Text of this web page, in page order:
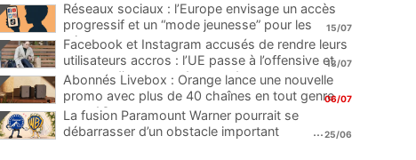
Réseaux sociaux : l’Europe envisage un accès
progressif et un “mode jeunesse” pour les
mineurs
...
15/07
Facebook et Instagram accusés de rendre leurs
utilisateurs accros : l’UE passe à l’offensive et
menace d’une amende record
...
13/07
Abonnés Livebox : Orange lance une nouvelle
promo avec plus de 40 chaînes en tout genre
pour 1€
06/07
La fusion Paramount Warner pourrait se
débarrasser d’un obstacle important
...25/06